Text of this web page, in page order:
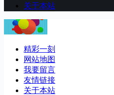
关于本站
精彩一刻
网站地图
我要留言
友情链接
关于本站